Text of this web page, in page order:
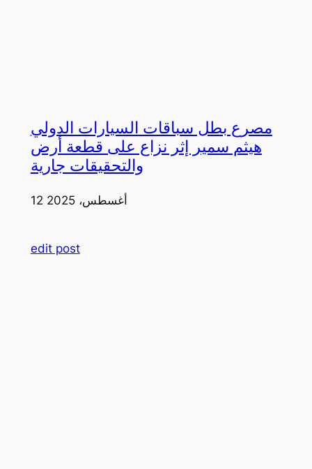
مصرع بطل سباقات السيارات الدولي
هيثم سمير إثر نزاع على قطعة أرض
والتحقيقات جارية
12 أغسطس، 2025
edit post